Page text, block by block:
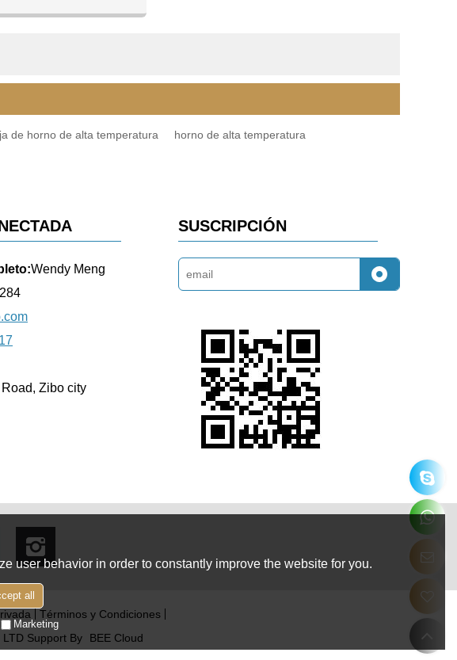
de horno de alta temperatura horno de alta temperatura
Wendy Meng
Zibo city
SUSCRIPCIÓN
Términos y Condiciones
LTDSupport By BEE Cloud
user behavior in order to constantly improve the website for you.
all
Marketing